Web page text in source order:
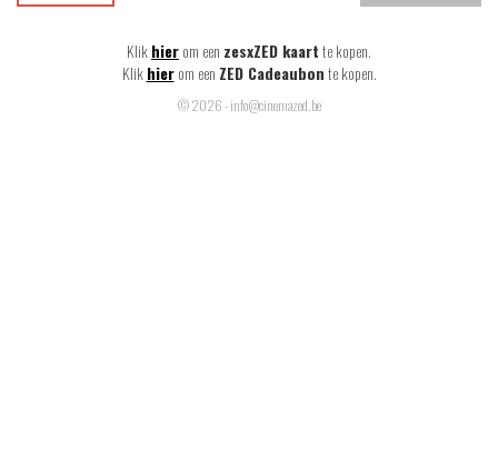
Klikhierom een zesxZED kaartte kopen.
Klik hier om een ZED Cadeaubonte kopen.
© 2026 - info@cinemazed.be